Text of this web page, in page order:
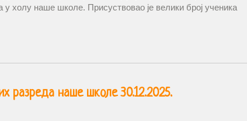
холу наше школе. Присуствовао је велики број ученика
разреда наше школе 30.12.2025.